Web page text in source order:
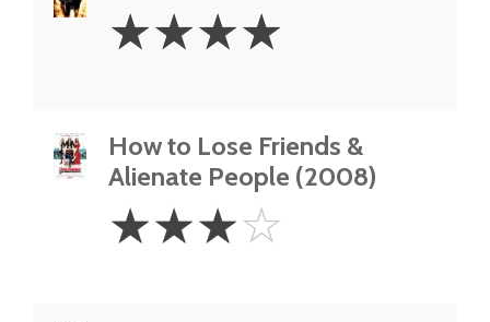
Stars
☆☆☆☆
How to Lose Friends &
Alienate People (2008)
Stars
☆☆☆☆